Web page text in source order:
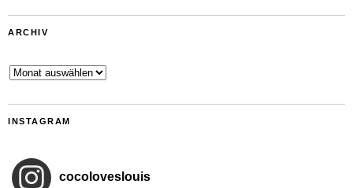
ARCHIV
Archiv
INSTAGRAM
cocoloveslouis